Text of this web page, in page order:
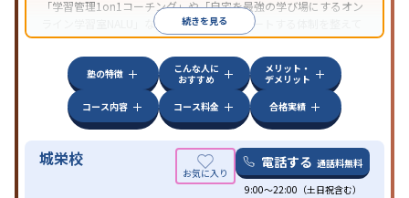
「学習管理1on1コーチング」や「自宅を最強の学び場にするオン
ライン学習室NALU」など、自宅学習もサポートする体制を整えて
いる。
続きを見る
塾の特徴
こんな人に
おすすめ
メリット・
デメリット
コース内容
コース料金 合格実績
城栄校 電話する 通話料無料
9:00～22:00（土日祝含む）